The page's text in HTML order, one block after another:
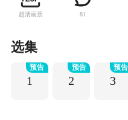
程中和周
周远与前
孩打动。
响，互相
超清画质 81
选集
1
预告
2
预告
3
预告